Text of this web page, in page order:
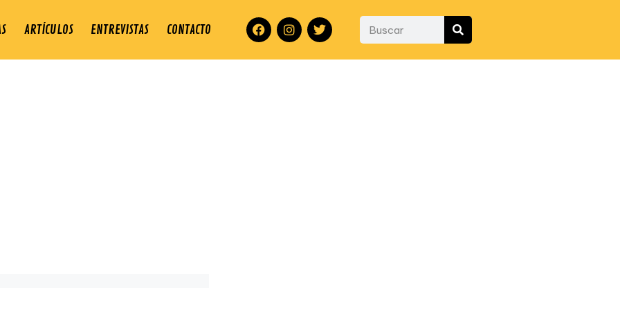
ARTÍCULOS ENTREVISTAS CONTACTO